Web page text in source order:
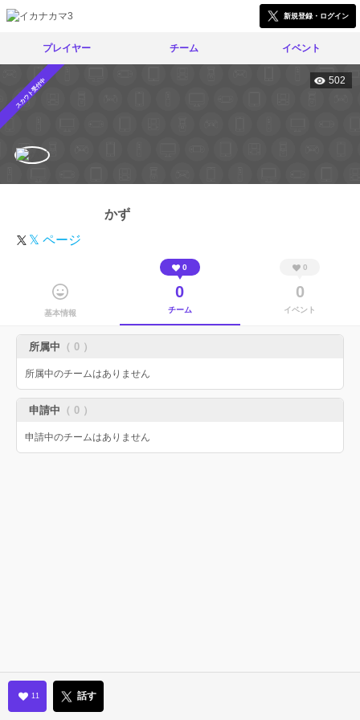
新規登録・ログイン
プレイヤー チーム イベント
スカウト受付中 502
かず
𝕏 ページ
基本情報
0
0
チーム
0
0
イベント
所属中 （ 0 ）
所属中のチームはありません
申請中 （ 0 ）
申請中のチームはありません
11 話す